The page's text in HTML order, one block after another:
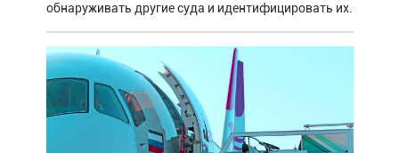
обнаруживать другие суда и идентифицировать их.